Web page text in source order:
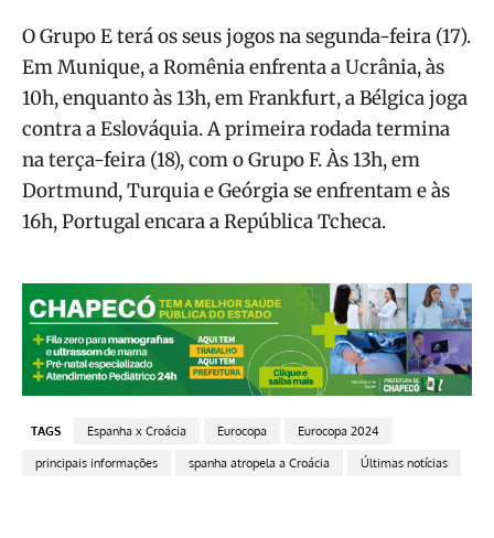
O Grupo E terá os seus jogos na segunda-feira (17).
Em Munique, a Romênia enfrenta a Ucrânia, às
10h, enquanto às 13h, em Frankfurt, a Bélgica joga
contra a Eslováquia. A primeira rodada termina
na terça-feira (18), com o Grupo F. Às 13h, em
Dortmund, Turquia e Geórgia se enfrentam e às
16h, Portugal encara a República Tcheca.
TAGS Espanha x Croácia Eurocopa Eurocopa 2024
principais informações spanha atropela a Croácia Últimas notícias